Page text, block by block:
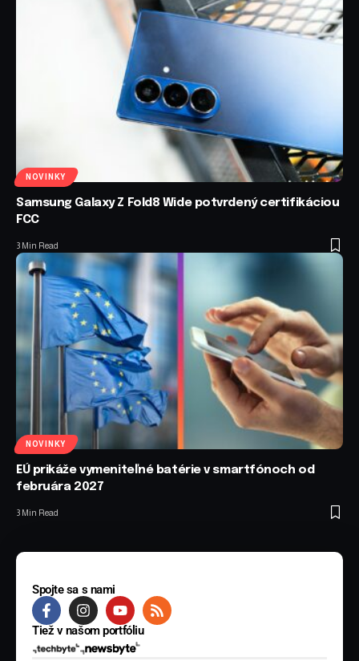
NOVINKY
Samsung Galaxy Z Fold8 Wide potvrdený certifikáciou
FCC
3 Min Read
NOVINKY
EÚ prikáže vymeniteľné batérie v smartfónoch od
februára 2027
3 Min Read
Spojte sa s nami
Tiež v našom portfóliu